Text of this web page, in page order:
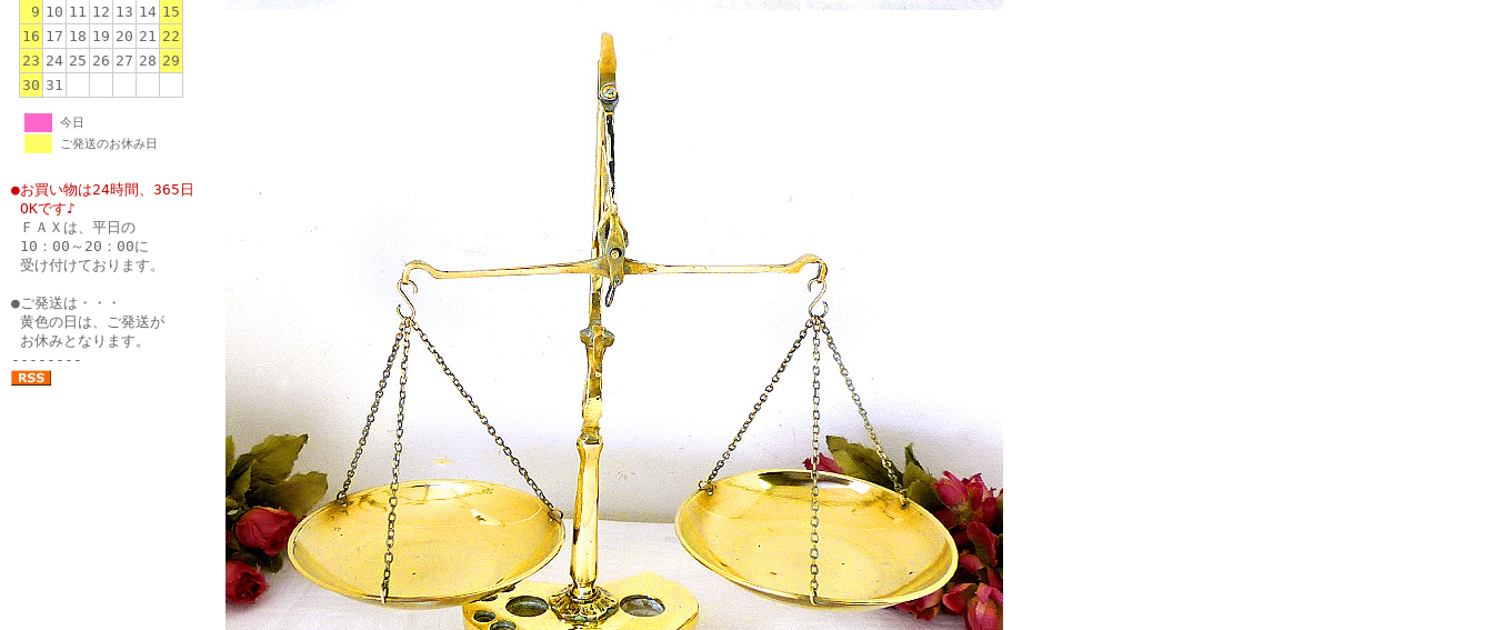
9 10 11 12 13 14 15
16 17 18 19 20 21 22
23 24 25 26 27 28 29
30 31
今日
ご発送のお休み日
●お買い物は24時間、365日
OKです♪
ＦＡＸは、平日の
10：00～20：00に
受け付けております。
●ご発送は・・・
黄色の日は、ご発送が
お休みとなります。
--------